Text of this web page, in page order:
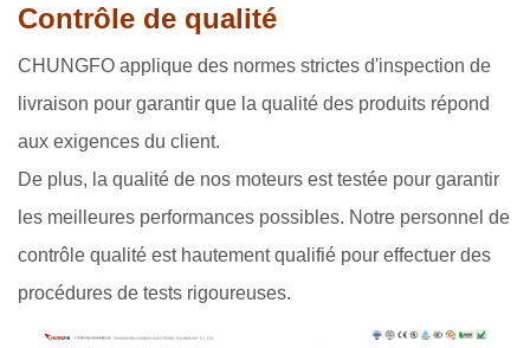
Contrôle de qualité
CHUNGFO applique des normes strictes d'inspection de
livraison pour garantir que la qualité des produits répond
aux exigences du client.
De plus, la qualité de nos moteurs est testée pour garantir
les meilleures performances possibles. Notre personnel de
contrôle qualité est hautement qualifié pour effectuer des
procédures de tests rigoureuses.